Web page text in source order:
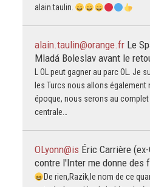
alain.taulin.
alain.taulin@orange.fr Le
Mladá Boleslav avant le
L OL peut gagner au parc OL. Je
les Turcs nous allons également
époque, nous serons au
centrale…
OLyonn@is Éric Carrière
contre l'Inter me donne des
De rien,Razik,le nom de ce